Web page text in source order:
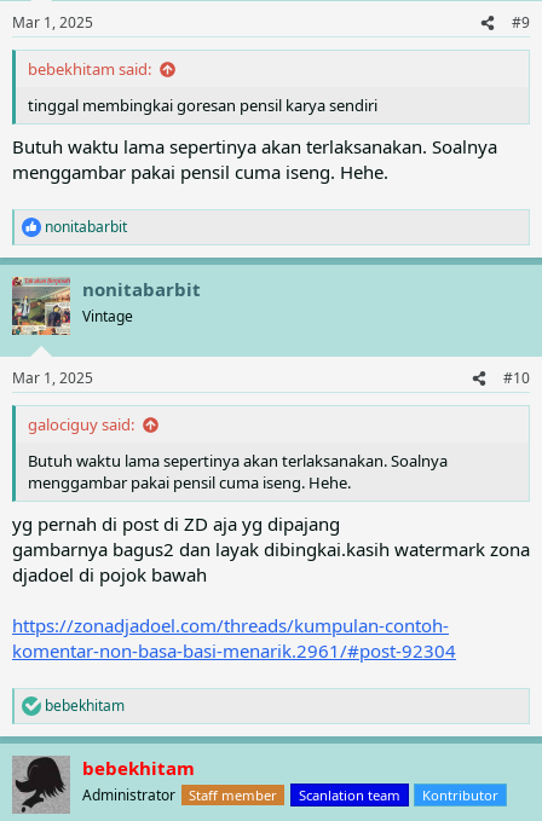
n
s
:
Mar 1, 2025 #9
bebekhitam said:
tinggal membingkai goresan pensil karya sendiri
Butuh waktu lama sepertinya akan terlaksanakan. Soalnya
menggambar pakai pensil cuma iseng. Hehe.
R
e
a
c
t
i
n
s
:
nonitabarbit
nonitabarbit
Vintage
Mar 1, 2025 #10
galociguy said:
Butuh waktu lama sepertinya akan terlaksanakan. Soalnya
menggambar pakai pensil cuma iseng. Hehe.
yg pernah di post di ZD aja yg dipajang
gambarnya bagus2 dan layak dibingkai.kasih watermark zona
djadoel di pojok bawah
https://zonadjadoel.com/threads/kumpulan-contoh-
komentar-non-basa-basi-menarik.2961/#post-92304
R
e
a
c
t
i
bebekhitam
bebekhitam
Administrator Staff member Scanlation team Kontributor